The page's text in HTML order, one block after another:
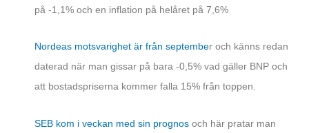
på -1,1% och en inflation på helåret på 7,6%
Nordeas motsvarighet är från september och känns redan
daterad när man gissar på bara -0,5% vad gäller BNP och
att bostadspriserna kommer falla 15% från toppen.
SEB kom i veckan med sin prognos och här pratar man